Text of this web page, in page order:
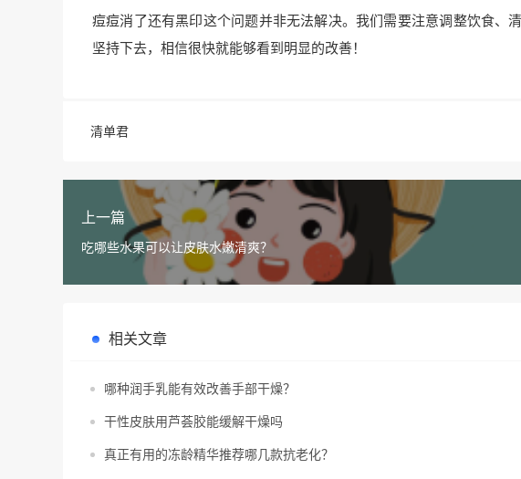
痘痘消了还有黑印这个问题并非无法解决。我们需要注意调整饮食、
坚持下去，相信很快就能够看到明显的改善！
清单君
上一篇
吃哪些水果可以让皮肤水嫩清爽？
相关文章
哪种润手乳能有效改善手部干燥？
干性皮肤用芦荟胶能缓解干燥吗
真正有用的冻龄精华推荐哪几款抗老化？